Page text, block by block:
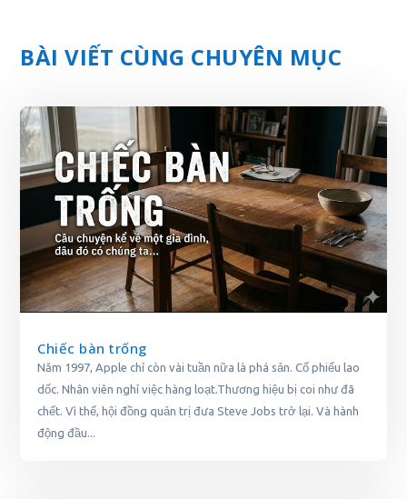
BÀI VIẾT CÙNG CHUYÊN MỤC
Chiếc bàn trống
Năm 1997, Apple chỉ còn vài tuần nữa là phá sản. Cổ phiếu lao
dốc. Nhân viên nghỉ việc hàng loạt.Thương hiệu bị coi như đã
chết. Vì thế, hội đồng quản trị đưa Steve Jobs trở lại. Và hành
động đầu...